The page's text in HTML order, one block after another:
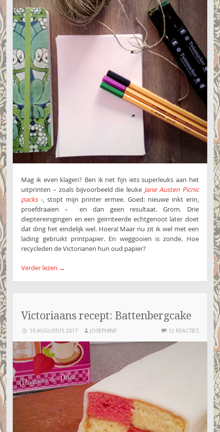
Mag ik even klagen? Ben ik net fijn iets superleuks aan het
uitprinten – zoals bijvoorbeeld die leuke Jane Austen Picnic
packs-, stopt mijn printer ermee. Goed: nieuwe inkt erin,
proefdraaien – en dan geen resultaat. Grom. Drie
dieptereinigingen en een geïrriteerde echtgenoot later doet
dat ding het eindelijk wel. Hoera! Maar nu zit ik wel met een
lading gebruikt printpapier. En weggooien is zonde. Hoe
recycleden de Victorianen hun oud papier?
Verder lezen →
Victoriaans recept: Battenbergcake
10 AUGUSTUS 2017 JOSEPHINE 12 REACTIES